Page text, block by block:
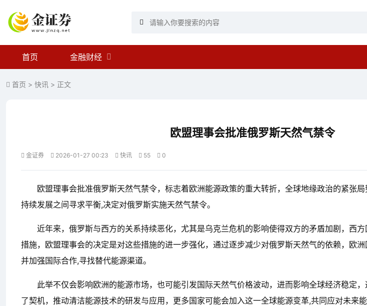
首页 金融财经
首页 > 快讯 > 正文
欧盟理事会批准俄罗斯天然气禁令
金证券 2026-01-27 00:23 快讯 55 0
欧盟理事会批准俄罗斯天然气禁令，标志着欧洲能源政策的重大转折，全球地缘政治的紧张
持续发展之间寻求平衡,决定对俄罗斯实施天然气禁令。
近年来，俄罗斯与西方的关系持续恶化，尤其是乌克兰危机的影响使得双方的矛盾加剧，西
措施，欧盟理事会的决定是对这些措施的进一步强化，通过逐步减少对俄罗斯天然气的依赖，欧洲
并加强国际合作,寻找替代能源渠道。
此举不仅会影响欧洲的能源市场，也可能引发国际天然气价格波动，进而影响全球经济稳定
了契机，推动清洁能源技术的研发与应用，更多国家可能会加入这一全球能源变革,共同应对未来能